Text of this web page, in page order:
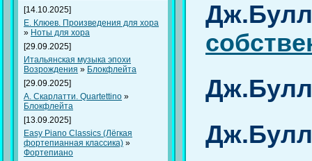
[14.10.2025]
Е. Клюев. Произведения для хора
» Ноты для хора
[29.09.2025]
Итальянская музыка эпохи
Возрождения » Блокфлейта
[29.09.2025]
A. Скарлатти. Quartettino »
Блокфлейта
[13.09.2025]
Easy Piano Classics (Лёгкая
фортепианная классика) »
Фортепиано